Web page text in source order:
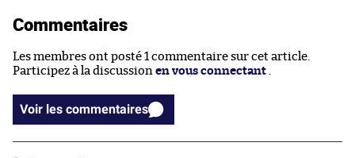
Commentaires
Les membres ont posté 1 commentaire sur cet article.
Participez à la discussion en vous connectant
Voir les commentaires